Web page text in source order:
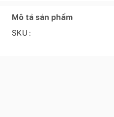
Mô tả sản phẩm
SKU :